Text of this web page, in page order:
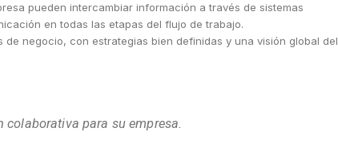
pueden intercambiar información a través de sistemas
en todas las etapas del flujo de trabajo.
de negocio, con estrategias bien definidas y una visión global del
colaborativa para su empresa.